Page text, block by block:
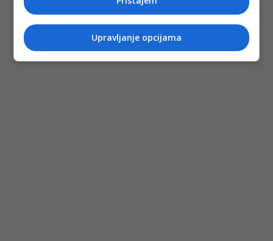
Upravljanje opcijama